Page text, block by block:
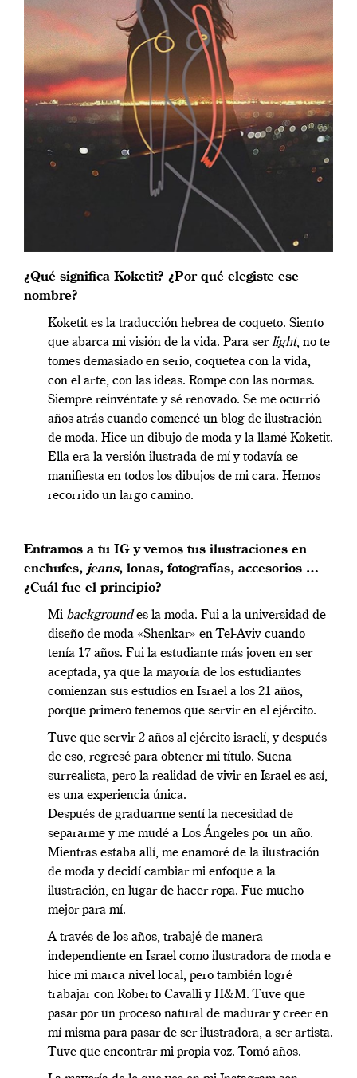
¿Qué significa Koketit? ¿Por qué elegiste ese
nombre?
Koketit es la traducción hebrea de coqueto. Siento
que abarca mi visión de la vida. Para serlight, no te
tomes demasiado en serio, coquetea con la vida,
con el arte, con las ideas. Rompe con las normas.
Siempre reinvéntate y sé renovado. Se me ocurrió
años atrás cuando comencé un blog de ilustración
de moda. Hice un dibujo de moda y la llamé Koketit.
Ella era la versión ilustrada de mí y todavía se
manifiesta en todos los dibujos de mi cara. Hemos
recorrido un largo camino.
Entramos a tu IG y vemos tus ilustraciones en
enchufes, jeans, lonas, fotografías, accesorios …
¿Cuál fue el principio?
Mi backgroundes la moda. Fui a la universidad de
diseño de moda «Shenkar» en Tel-Aviv cuando
tenía 17 años. Fui la estudiante más joven en ser
aceptada, ya que la mayoría de los estudiantes
comienzan sus estudios en Israel a los 21 años,
porque primero tenemos que servir en el ejército.
Tuve que servir 2 años al ejército israelí, y después
de eso, regresé para obtener mi título. Suena
surrealista, pero la realidad de vivir en Israel es así,
es una experiencia única.
Después de graduarme sentí la necesidad de
separarme y me mudé a Los Ángeles por un año.
Mientras estaba allí, me enamoré de la ilustración
de moda y decidí cambiar mi enfoque a la
ilustración, en lugar de hacer ropa. Fue mucho
mejor para mí.
A través de los años, trabajé de manera
independiente en Israel como ilustradora de moda e
hice mi marca nivel local, pero también logré
trabajar con Roberto Cavalli y H&M. Tuve que
pasar por un proceso natural de madurar y creer en
mí misma para pasar de ser ilustradora, a ser artista.
Tuve que encontrar mi propia voz. Tomó años.